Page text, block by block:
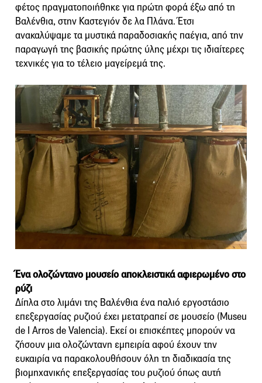
φέτος πραγματοποιήθηκε για πρώτη φορά έξω από τη
Βαλένθια, στην Καστεγιόν δε λα Πλάνα. Έτσι
ανακαλύψαμε τα μυστικά παραδοσιακής παέγια, από την
παραγωγή της βασικής πρώτης ύλης μέχρι τις ιδιαίτερες
τεχνικές για το τέλειο μαγείρεμά της.
Ένα ολοζώντανο μουσείο αποκλειστικά αφιερωμένο στο
ρύζι
Δίπλα στο λιμάνι της Βαλένθια ένα παλιό εργοστάσιο
επεξεργασίας ρυζιού έχει μετατραπεί σε μουσείο (Museu
de I Arros de Valencia). Εκεί οι επισκέπτες μπορούν να
ζήσουν μια ολοζώντανη εμπειρία αφού έχουν την
ευκαιρία να παρακολουθήσουν όλη τη διαδικασία της
βιομηχανικής επεξεργασίας του ρυζιού όπως αυτή